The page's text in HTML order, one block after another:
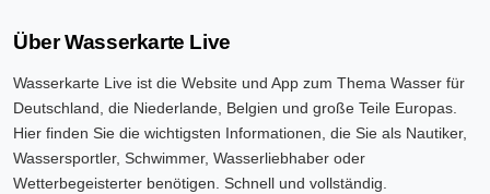
Über Wasserkarte Live
Wasserkarte Live ist die Website und App zum Thema Wasser für
Deutschland, die Niederlande, Belgien und große Teile Europas.
Hier finden Sie die wichtigsten Informationen, die Sie als Nautiker,
Wassersportler, Schwimmer, Wasserliebhaber oder
Wetterbegeisterter benötigen. Schnell und vollständig.